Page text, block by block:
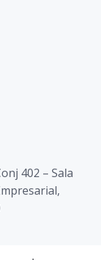
402 – Sala